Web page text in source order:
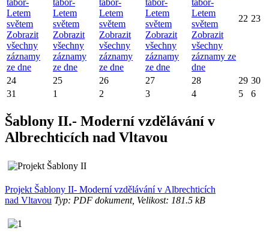
tábor-
Letem
světem
Zobrazit
všechny
záznamy
ze dne
tábor-
Letem
světem
Zobrazit
všechny
záznamy
ze dne
tábor-
Letem
světem
Zobrazit
všechny
záznamy
ze dne
tábor-
Letem
světem
Zobrazit
všechny
záznamy
ze dne
tábor-
Letem
světem
Zobrazit
všechny
záznamy ze
dne
22 23
24 25 26 27 28 29 30
31
1 2 3 4 5 6
Šablony II.- Moderní vzdělávání v
Albrechticích nad Vltavou
Projekt Šablony II- Moderní vzdělávání v Albrechticích
nad Vltavou Typ: PDF dokument, Velikost: 181.5 kB